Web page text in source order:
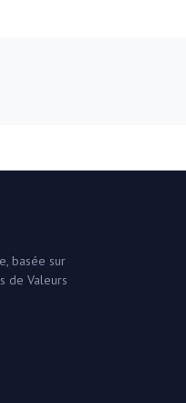
basée sur
de Valeurs